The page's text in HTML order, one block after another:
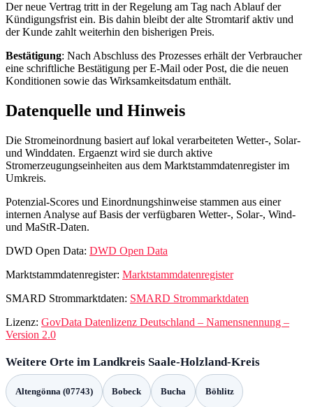
Der neue Vertrag tritt in der Regelung am Tag nach Ablauf der
Kündigungsfrist ein. Bis dahin bleibt der alte Stromtarif aktiv und
der Kunde zahlt weiterhin den bisherigen Preis.
Bestätigung: Nach Abschluss des Prozesses erhält der Verbraucher
eine schriftliche Bestätigung per E‑Mail oder Post, die die neuen
Konditionen sowie das Wirksamkeitsdatum enthält.
Datenquelle und Hinweis
Die Stromeinordnung basiert auf lokal verarbeiteten Wetter-, Solar-
und Winddaten. Ergaenzt wird sie durch aktive
Stromerzeugungseinheiten aus dem Marktstammdatenregister im
Umkreis.
Potenzial-Scores und Einordnungshinweise stammen aus einer
internen Analyse auf Basis der verfügbaren Wetter-, Solar-, Wind-
und MaStR-Daten.
DWD Open Data: DWD Open Data
Marktstammdatenregister: Marktstammdatenregister
SMARD Strommarktdaten: SMARD Strommarktdaten
Lizenz: GovData Datenlizenz Deutschland – Namensnennung –
Version 2.0
Weitere Orte im Landkreis Saale-Holzland-Kreis
Altengönna (07743) Bobeck Bucha Böhlitz